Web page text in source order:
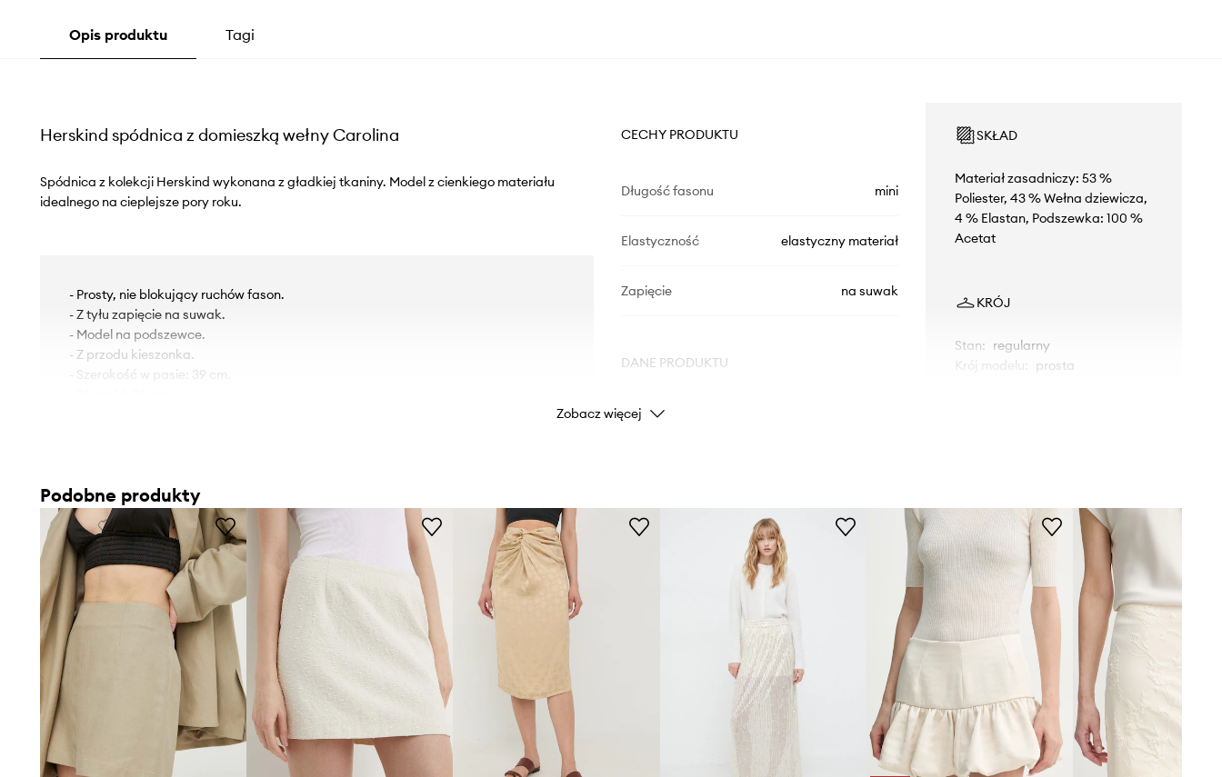
Opis produktu Tagi
Herskind spódnica z domieszką wełny Carolina
Spódnica z kolekcji Herskind wykonana z gładkiej tkaniny. Model z cienkiego materiału
idealnego na cieplejsze pory roku.
- Prosty, nie blokujący ruchów fason.
- Z tyłu zapięcie na suwak.
- Model na podszewce.
- Z przodu kieszonka.
- Szerokość w pasie: 39 cm.
CECHY PRODUKTU
Długość fasonu mini
Elastyczność elastyczny materiał
Zapięcie na suwak
DANE PRODUKTU
Kod producenta
Marka Herskind
SKŁAD
Materiał zasadniczy: 53 %
Poliester, 43 % Wełna dziewicza,
4 % Elastan, Podszewka: 100 %
Acetat
KRÓJ
Stan: regularny
Krój modelu
prosta
Rozmiarówka standardowa
Zalecamy wybór rozmiaru, jaki nosisz
zazwyczaj.
Tabela rozmiarów
Zobacz więcej
Podobne produkty